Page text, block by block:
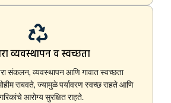
व्यवस्थापन व स्वच्छता
संकलन, व्यवस्थापन आणि गावात स्वच्छता
राबवते, ज्यामुळे पर्यावरण स्वच्छ राहते आणि
आरोग्य सुरक्षित राहते.